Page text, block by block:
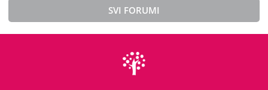
SVI FORUMI